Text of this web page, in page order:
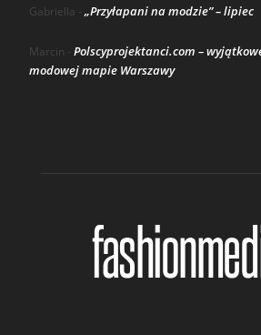
Gabriella - „Przyłapani na modzie” – lipiec
Marcin - Polscyprojektanci.com –
modowej mapie Warszawy